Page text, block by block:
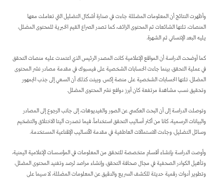
وأظهرت النتائج أن المعلومات المضللة جاءت في صدارة أشكال التضليل التي تعاملت معها
المنصات، تلتها الشائعات ثم المحتوى الزائف، كما تصدر الصراع القيم الخبرية للمحتوى المضلل،
يليه البعد الإنساني ثم الشهرة.
كما أوضحت الدراسة أن المواقع الإعلامية كانت المصدر الرئيس الذي اعتمدت عليه منصات التحقق
في عملية التحقق، بينما جاءت الحسابات الشخصية على فيسبوك في مقدمة مصادر نشر المحتوى
المضلل، تلتها الحسابات الشخصية على منصة إكس. وبينت كذلك أن السعي إلى جذب الجمهور
وتحقيق نسب مشاهدة مرتفعة كان أبرز دوافع نشر المحتوى المضلل.
وتوصلت الدراسة إلى أن البحث العكسي عن الصور والفيديوهات، إلى جانب الرجوع إلى المصادر
والبيانات الرسمية، كانا من أكثر أساليب التحقق استخداماً، فيما تصدرت آليتا الاختلاق والتضخيم
وسائل التضليل، وجاءت الاستمالات العاطفية في مقدمة الأساليب الإقناعية المستخدمة.
وأوصت الدراسة بإنشاء أقسام متخصصة للتحقق من المعلومات في المؤسسات الإعلامية اليمنية،
وتأهيل الكوادر الصحفية في مجال صحافة التحقق، وإنشاء مراصد لرصد وتفنيد المحتوى المضلل،
وتطوير أدوات رقمية حديثة للكشف السريع والدقيق عن المعلومات المضللة، لا سيما على